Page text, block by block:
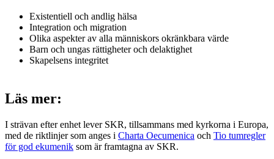
Existentiell och andlig hälsa
Integration och migration
Olika aspekter av alla människors okränkbara värde
Barn och ungas rättigheter och delaktighet
Skapelsens integritet
Läs mer:
I strävan efter enhet lever SKR, tillsammans med kyrkorna i Europa,
med de riktlinjer som anges i Charta Oecumenica och Tio tumregler
för god ekumenik som är framtagna av SKR.